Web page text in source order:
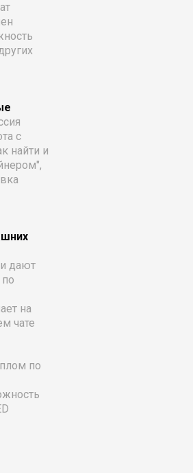
с
найти и
дают
на
чате
по